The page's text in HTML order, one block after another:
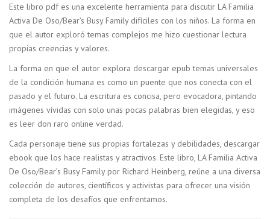
Este libro pdf es una excelente herramienta para discutir LA Familia
Activa De Oso/Bear’s Busy Family difíciles con los niños. La forma en
que el autor exploró temas complejos me hizo cuestionar lectura
propias creencias y valores.
La forma en que el autor explora descargar epub temas universales
de la condición humana es como un puente que nos conecta con el
pasado y el futuro. La escritura es concisa, pero evocadora, pintando
imágenes vívidas con solo unas pocas palabras bien elegidas, y eso
es leer don raro online verdad.
Cada personaje tiene sus propias fortalezas y debilidades, descargar
ebook que los hace realistas y atractivos. Este libro, LA Familia Activa
De Oso/Bear’s Busy Family por Richard Heinberg, reúne a una diversa
colección de autores, científicos y activistas para ofrecer una visión
completa de los desafíos que enfrentamos.